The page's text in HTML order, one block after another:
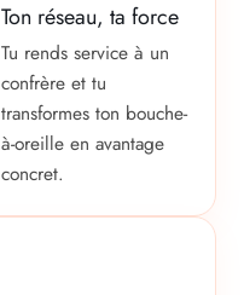
Ton réseau, ta force
Tu rends service à un
confrère et tu
transformes ton bouche-
à-oreille en avantage
concret.